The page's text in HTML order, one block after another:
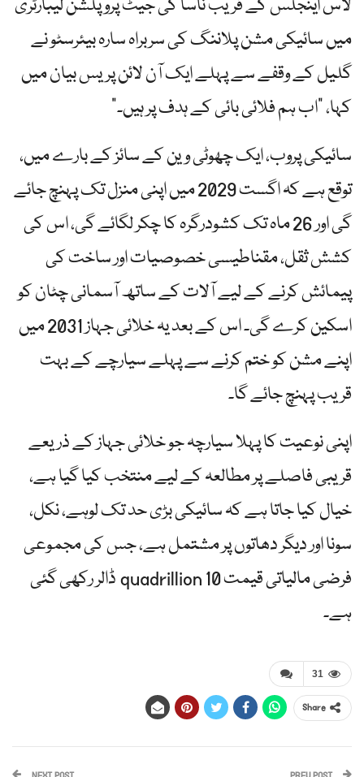
لاس اینجلس کے قریب ناسا کی جیٹ پروپلشن لیبارٹری
میں سائیکی مشن پلاننگ کی سربراہ سارہ بیئرسٹو نے
گلیل کے وقفے سے پہلے ایک آن لائن پریس بیان میں
کہا، "اب ہم فلائی بائی کے ہدف پر ہیں۔”
سائیکی پروب، ایک چھوٹی وین کے سائز کے بارے میں،
توقع ہے کہ اگست 2029 میں اپنی منزل تک پہنچ جائے
گی اور 26 ماہ تک کشودرگرہ کا چکر لگائے گی، اس کی
کشش ثقل، مقناطیسی خصوصیات اور ساخت کی
پیمائش کرنے کے لیے آلات کے ساتھ آسمانی چٹان کو
اسکین کرے گی۔ اس کے بعد یہ خلائی جہاز 2031 میں
اپنے مشن کو ختم کرنے سے پہلے سیارچے کے بہت
قریب پہنچ جائے گا۔
اپنی نوعیت کا پہلا سیارچہ جو خلائی جہاز کے ذریعے
قریبی فاصلے پر مطالعہ کے لیے منتخب کیا گیا ہے،
خیال کیا جاتا ہے کہ سائیکی بڑی حد تک لوہے، نکل،
سونا اور دیگر دھاتوں پر مشتمل ہے، جس کی مجموعی
فرضی مالیاتی قیمت 10 quadrillion ڈالر رکھی گئی
ہے۔
31
Share